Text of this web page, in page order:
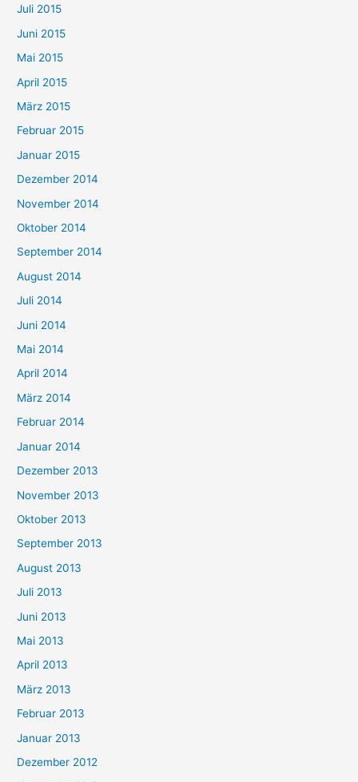
Juli 2015
Juni 2015
Mai 2015
April 2015
März 2015
Februar 2015
Januar 2015
Dezember 2014
November 2014
Oktober 2014
September 2014
August 2014
Juli 2014
Juni 2014
Mai 2014
April 2014
März 2014
Februar 2014
Januar 2014
Dezember 2013
November 2013
Oktober 2013
September 2013
August 2013
Juli 2013
Juni 2013
Mai 2013
April 2013
März 2013
Februar 2013
Januar 2013
Dezember 2012